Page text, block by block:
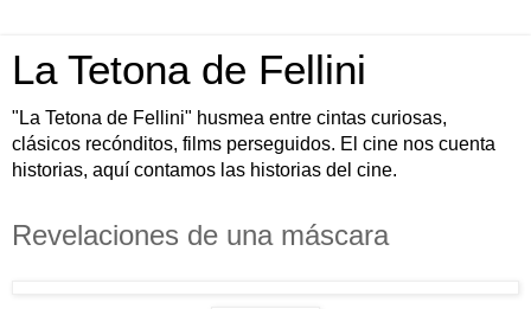
La Tetona de Fellini
"La Tetona de Fellini" husmea entre cintas curiosas,
clásicos recónditos, films perseguidos. El cine nos cuenta
historias, aquí contamos las historias del cine.
Revelaciones de una máscara